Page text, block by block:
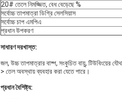
20# তেলে নিমজ্জিত, বেধ বেড়েছে %
সর্বোচ্চ তাপমাত্রা ডিগ্রি সেলসিয়াস
সর্বোচ্চ চাপ এমপিএ
প্রধান উপকরণ
সাধারণ দরখাস্ত:
জল, উচ্চ তাপমাত্রার বাষ্প, সংকুচিত বায়ু, টিউবিংয়ের
> তেল অবস্থায় ব্যবহার করা যেতে পারে।
প্রধান বৈশিষ্ট্য: